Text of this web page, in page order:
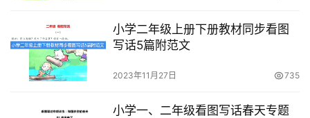
童
小学二年级上册下册教材同步看图
写话5篇附范文
2023年11月27日 735
小学一、二年级看图写话春天专题